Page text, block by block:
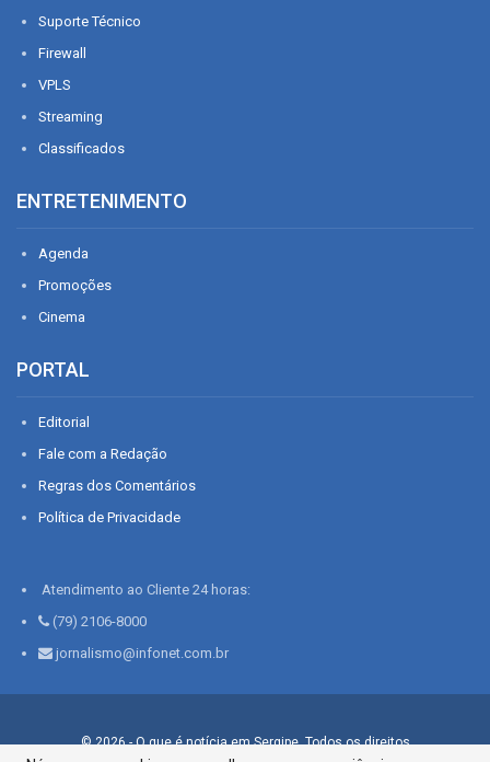
Suporte Técnico
Firewall
VPLS
Streaming
Classificados
ENTRETENIMENTO
Agenda
Promoções
Cinema
PORTAL
Editorial
Fale com a Redação
Regras dos Comentários
Política de Privacidade
Atendimento ao Cliente 24 horas:
(79) 2106-8000
jornalismo@infonet.com.br
© 2026 - O que é notícia em Sergipe. Todos os direitos